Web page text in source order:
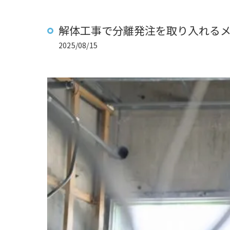
解体工事で分離発注を取り入れる
2025/08/15